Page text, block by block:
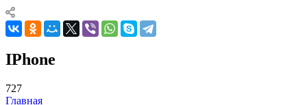
IPhone
727
Главная